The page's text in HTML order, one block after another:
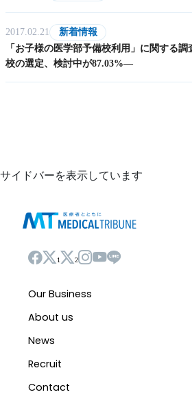
2017.02.21 新着情報
「お子様の医学部予備校利用」に関する
校の選定、検討中が87.03%―
サイドバーを表示しています
1 2